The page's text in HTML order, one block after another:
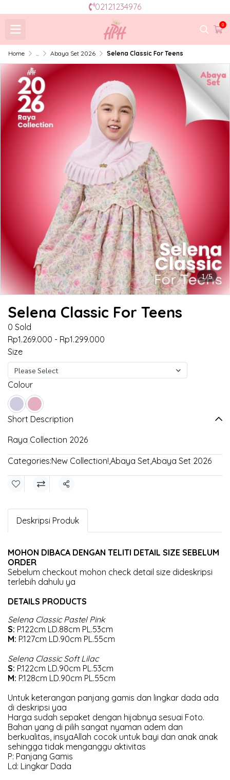
02121234976
0
Home ... Abaya Set 2026 Selena Classic For Teens
1/5
Selena Classic For Teens
0 Sold
Rp1.269.000 - Rp1.299.000
Size
Please Select
Colour
Short Description
Raya Collection 2026
Categories:New Collection!,Abaya Set,Abaya Set 2026
Share
Deskripsi Produk
MOHON DIBACA DENGAN TELITI DETAIL SIZE SEBELUM
ORDER
Sebelum checkout mohon check detail size dideskripsi
terlebih dahulu ya
DETAILS PRODUCTS
Selena Classic Pastel Pink
S: P.122cm LD.88cm PL.53cm
M: P.127cm LD.90cm PL.55cm
Selena Classic Soft Lilac
S: P.122cm LD.90cm PL.53cm
M: P.128cm LD.90cm PL.55cm
Untuk keterangan panjang gamis dan lingkar dada ada
di deskripsi yaa
Harga sudah sepaket dengan hijabnya sesuai Foto.
Bahan yang di pilih sangat nyaman adem dan
berkualitas, insyaAllah cocok untuk bayi dan anak anak
sehingga tidak menganggu aktivitas
P: Panjang Gamis
Ld: Lingkar Dada